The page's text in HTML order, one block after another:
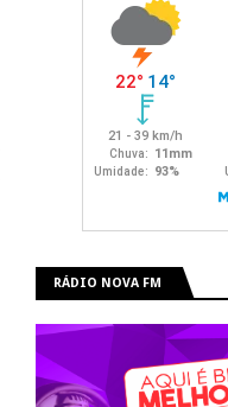
RÁDIO NOVA FM